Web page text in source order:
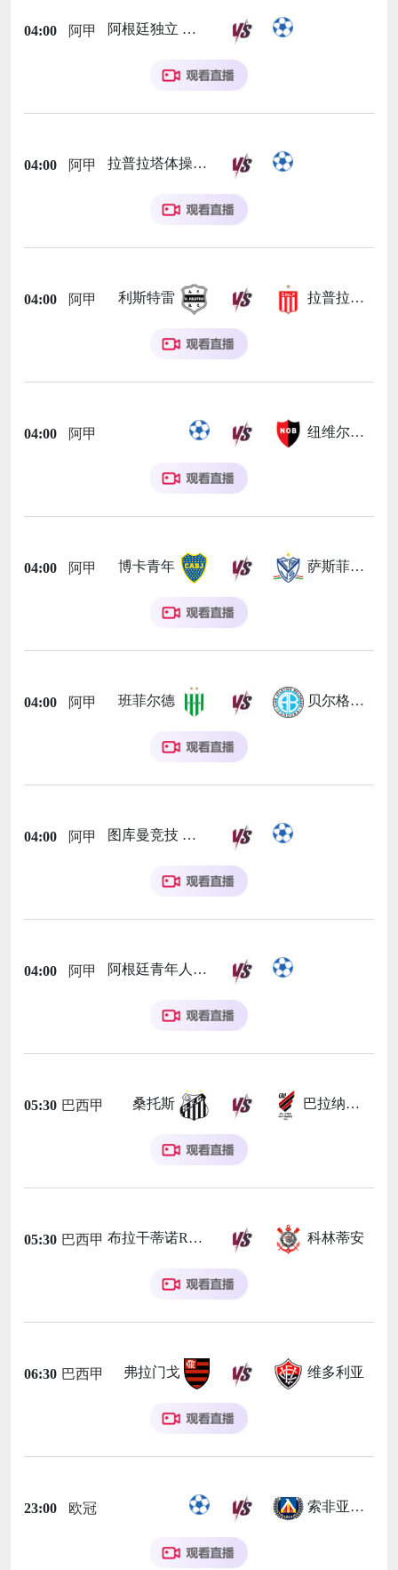
04:00 阿甲 阿根廷独立
04:00 阿甲 拉普拉塔体操
04:00 阿甲 利斯特雷 拉普拉塔大学生
04:00 阿甲 纽维尔老男孩
04:00 阿甲 博卡青年 萨斯菲尔德
04:00 阿甲 班菲尔德 贝尔格拉诺
04:00 阿甲 图库曼竞技
04:00 阿甲 阿根廷青年人
05:30 巴西甲 桑托斯 巴拉纳竞技
05:30 巴西甲 布拉干蒂诺RB 科林蒂安
06:30 巴西甲 弗拉门戈 维多利亚
23:00 欧冠 索非亚列夫斯基